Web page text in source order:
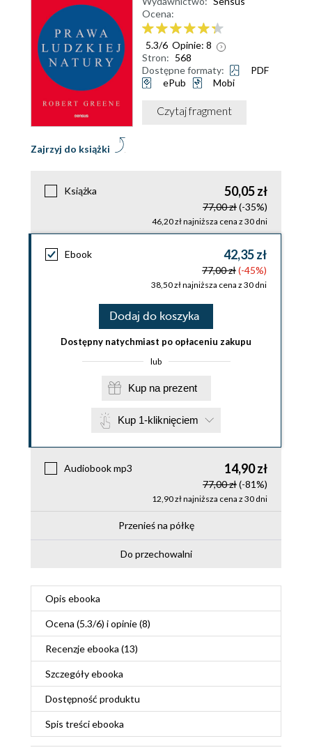
Zajrzyj do książki
Ocena:
5.3/6 Opinie: 8
Stron: 568
Dostępne formaty:
PDF
ePub
Mobi
Czytaj fragment
Książka 50,05 zł
77,00 zł(-35%)
46,20 zł najniższa cena z 30 dni
Ebook 42,35 zł
77,00 zł(-45%)
38,50 zł najniższa cena z 30 dni
Dodaj do koszyka
Dostępny natychmiast po opłaceniu zakupu
lub
Kup na prezent
Kup 1-kliknięciem
Audiobook mp3 14,90 zł
77,00 zł(-81%)
12,90 zł najniższa cena z 30 dni
Przenieś na półkę
Do przechowalni
Opis ebooka
Ocena (5.3/6) i opinie (8)
Recenzjeebooka (13)
Szczegółyebooka
Dostępność produktu
Spis treściebooka